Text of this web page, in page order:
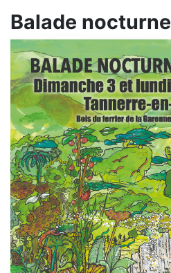
Balade nocturne